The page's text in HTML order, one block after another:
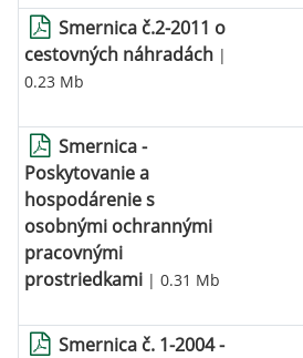
Smernica č.2-2011 o
cestovných náhradách |
0.23 Mb
Smernica -
Poskytovanie a
hospodárenie s
osobnými ochrannými
pracovnými
prostriedkami | 0.31 Mb
Smernica č. 1-2004 -